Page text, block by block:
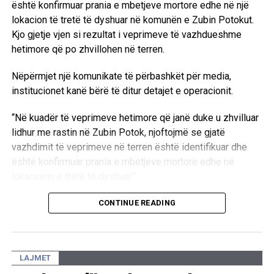
Programi katërditor përfshin tema që shtrihen nga biokimia
e organizmave me bazë silikoni dhe sistemet alternative
biologjike, deri te përdorimi i modeleve të mësimit të
thellë (deep learning) për parashikimin e gjenomeve
fiziologjikë, si dhe editimi i gjeneve dhe aplikimet e tij në
mjekësinë moderne.
Shkolla Verore e këtij viti ka bërë bashkë profesorë dhe
studiues të UBT-së, profesionistë nga klinikat publike të
QKUK-së, ekspertë të biokimisë, neonatologjisë,
platformë për shkëmbimin e njohurive dhe përvojave
ndërmjet akademisë dhe praktikës profesionale.
klinike, teknologjinë, laboratorin dhe bashkëpunimin
ndërkombëtar, Fakulteti i Biokimisë Mjekësore dhe
është konfirmuar prania e mbetjeve mortore edhe në një
lokacion të tretë të dyshuar në komunën e Zubin Potokut.
Kjo gjetje vjen si rezultat i veprimeve të vazhdueshme
hetimore që po zhvillohen në terren.
Nëpërmjet një komunikate të përbashkët për media,
institucionet kanë bërë të ditur detajet e operacionit.
“Në kuadër të veprimeve hetimore që janë duke u zhvilluar
lidhur me rastin në Zubin Potok, njoftojmë se gjatë
vazhdimit të veprimeve në terren është identifikuar dhe
është konfirmuar prania e mbetjeve mortore edhe në
Aktualisht, autoritetet kompetente janë duke kryer
procedurat e nevojshme hetimore, në koordinim të plotë
CONTINUE READING
LAJMET